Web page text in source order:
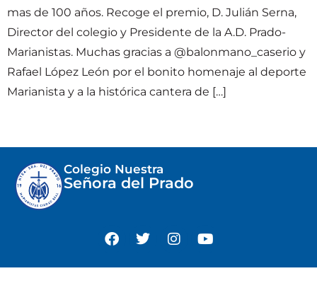
mas de 100 años. Recoge el premio, D. Julián Serna,
Director del colegio y Presidente de la A.D. Prado-
Marianistas. Muchas gracias a @balonmano_caserio y
Rafael López León por el bonito homenaje al deporte
Marianista y a la histórica cantera de […]
Colegio Nuestra
Señora del Prado